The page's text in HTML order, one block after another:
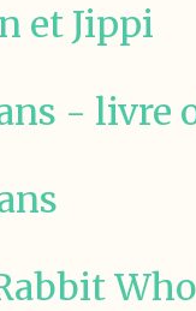
et Jippi
- livre